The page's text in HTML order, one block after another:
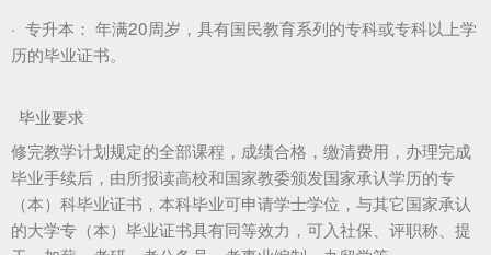
· 专升本： 年满20周岁，具有国民教育系列的专科或专科以上学
历的毕业证书。
毕业要求
修完教学计划规定的全部课程，成绩合格，缴清费用，办理完成
毕业手续后，由所报读高校和国家教委颁发国家承认学历的专
（本）科毕业证书，本科毕业可申请学士学位，与其它国家承认
的大学专（本）毕业证书具有同等效力，可入社保、评职称、提